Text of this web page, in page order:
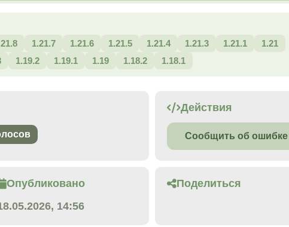
1.21.7 1.21.6 1.21.5 1.21.4 1.21.3 1.21.1
1.21
1.19.2 1.19.1 1.19 1.18.2 1.18.1
Действия
Сообщить об ошибке
Опубликовано
14:56
Поделиться